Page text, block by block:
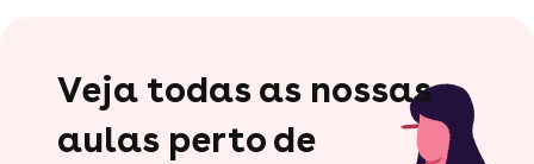
Veja todas as nossas
aulas perto de